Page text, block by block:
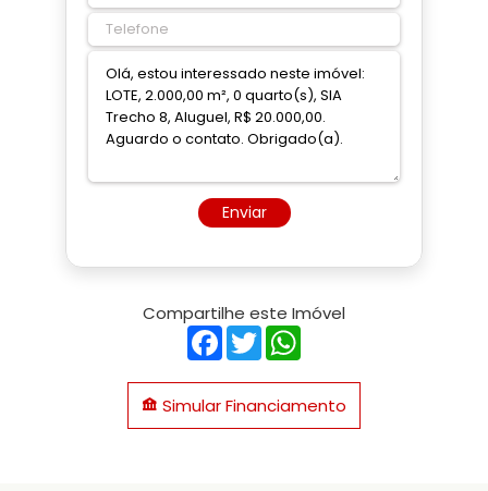
Enviar
Compartilhe este Imóvel
Facebook
Twitter
Simular Financiamento